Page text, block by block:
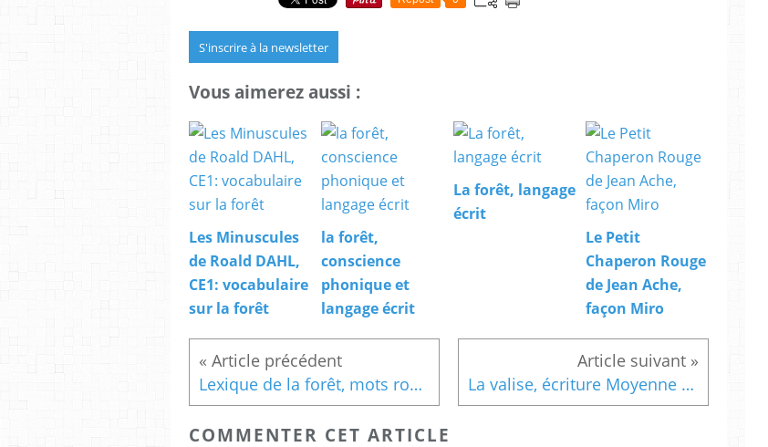
S'inscrire à la newsletter
Vous aimerez aussi :
Les Minuscules
de Roald DAHL,
CE1: vocabulaire
sur la forêt
la forêt,
conscience
phonique et
langage écrit
La forêt, langage
écrit
Le Petit
Chaperon Rouge
de Jean Ache,
façon Miro
Lexique de la forêt, mots roses La valise, écriture Moyenne Section
COMMENTER CET ARTICLE